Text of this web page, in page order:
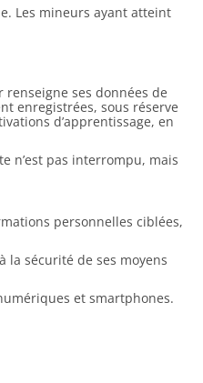
Les mineurs ayant atteint
renseigne ses données de
enregistrées, sous réserve
d’apprentissage, en
n’est pas interrompu, mais
personnelles ciblées,
la sécurité de ses moyens
et smartphones.